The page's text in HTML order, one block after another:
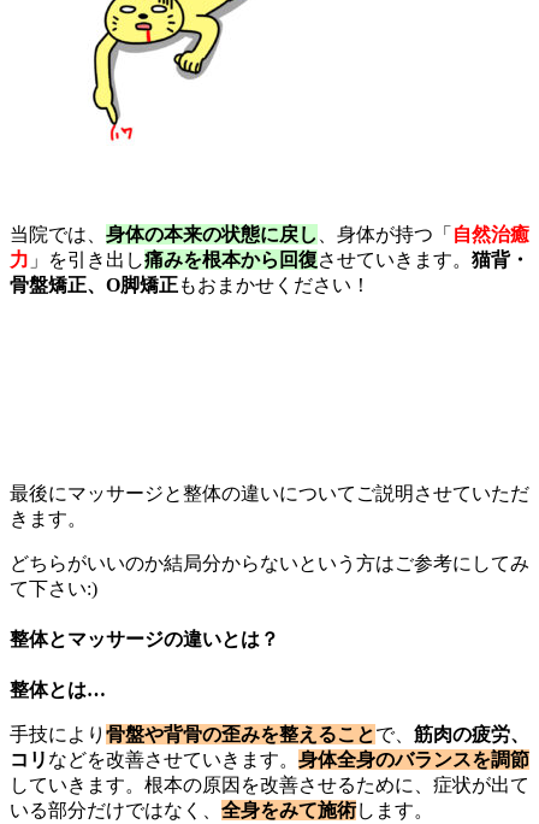
当院では、 身体の本来の状態に戻し 、身体が持つ「 自然治癒
力 」を引き出し痛みを根本から回復させていきます。 猫背・
骨盤矯正、O脚矯正もおまかせ ください！
最後にマッサージと整体の違いについてご説明させていただ
きます。
どちらがいいのか結局分からないという方はご参考にしてみ
て下さい:)
整体とマッサージの違いとは？
整体とは…
手技により 骨盤や背骨の歪みを整えることで、 筋肉の疲労、
コリ などを改善させていきます。 身体全身のバランスを調節
していきます。根本の原因を改善させるために、症状が出て
いる部分だけではなく、 全身をみて施術します。